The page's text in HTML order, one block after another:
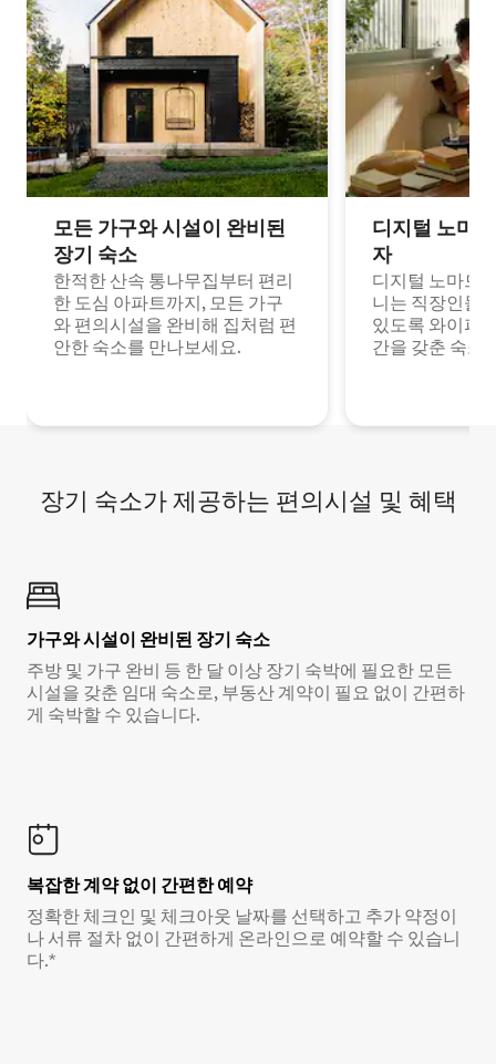
모든 가구와 시설이 완비된
장기 숙소
한적한 산속 통나무집부터 편리
한 도심 아파트까지, 모든 가구
와 편의시설을 완비해 집처럼 편
안한 숙소를 만나보세요.
디지털 노마
자
디지털 노마드
니는 직장인들
있도록 와이파
간을 갖춘 숙소
장기 숙소가 제공하는 편의시설 및 혜택
가구와 시설이 완비된 장기 숙소
주방 및 가구 완비 등 한 달 이상 장기 숙박에 필요한 모든
시설을 갖춘 임대 숙소로, 부동산 계약이 필요 없이 간편하
게 숙박할 수 있습니다.
복잡한 계약 없이 간편한 예약
정확한 체크인 및 체크아웃 날짜를 선택하고 추가 약정이
나 서류 절차 없이 간편하게 온라인으로 예약할 수 있습니
다.*